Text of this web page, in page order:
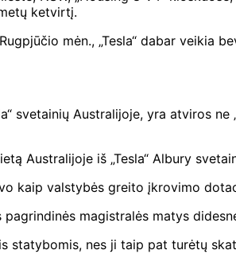
ketvirtį.
mėn., „Tesla“ dabar veikia
svetainių Australijoje, yra atviros
Australijoje iš „Tesla“ Albury
kaip valstybės greito įkrovimo
magistralės matys
statybomis, nes ji taip pat turėtų